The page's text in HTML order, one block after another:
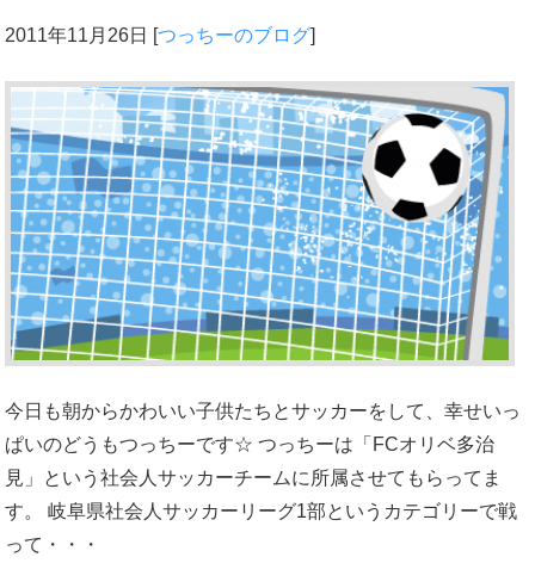
2011年11月26日 [つっちーのブログ]
今日も朝からかわいい子供たちとサッカーをして、幸せいっ
ぱいのどうもつっちーです☆ つっちーは「FCオリベ多治
見」という社会人サッカーチームに所属させてもらってま
す。 岐阜県社会人サッカーリーグ1部というカテゴリーで戦
って・・・